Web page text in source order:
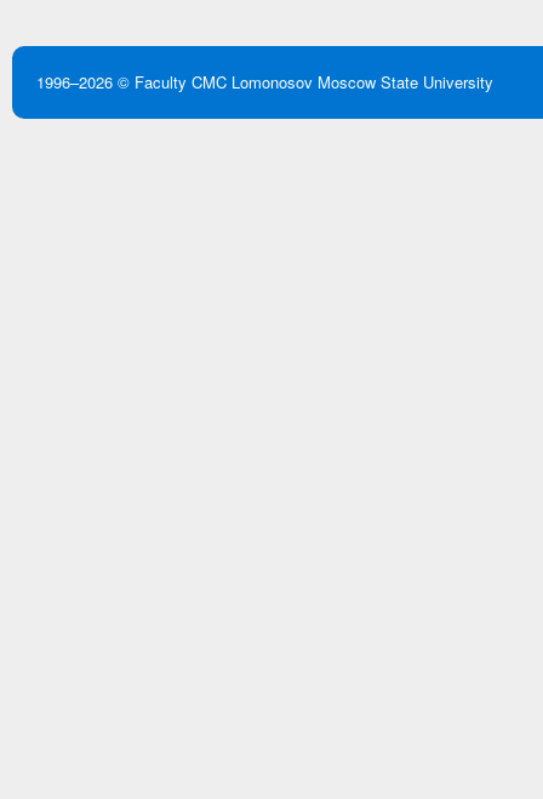
1996–2026 © Faculty CMC Lomonosov Moscow State University